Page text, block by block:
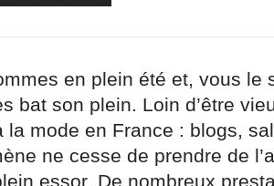
en plein été et, vous le
bat son plein. Loin d’être
la mode en France : blogs,
ne cesse de prendre de
essor. De nombreux